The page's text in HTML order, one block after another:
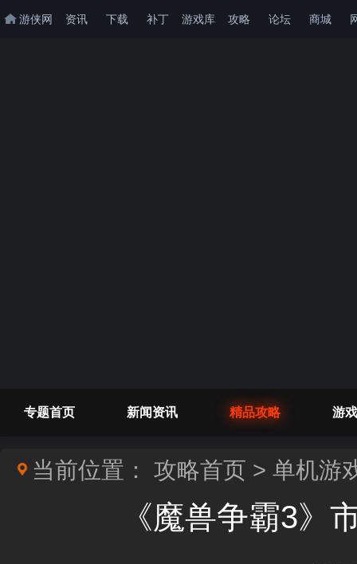
游侠网 资讯 下载 补丁 游戏库 攻略 论坛 商城
专题首页 新闻资讯 精品攻略 游
当前位置： 攻略首页 > 单机游
《魔兽争霸3》